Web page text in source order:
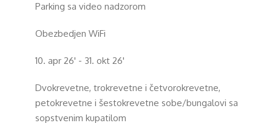
Parking sa video nadzorom
Obezbedjen WiFi
10. apr 26' - 31. okt 26'
Dvokrevetne, trokrevetne i četvorokrevetne,
petokrevetne i šestokrevetne sobe/bungalovi sa
sopstvenim kupatilom